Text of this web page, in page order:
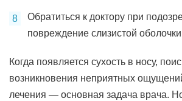
Обратиться к доктору при
повреждение слизистой оболочки
Когда появляется сухость в носу,
возникновения неприятных
лечения — основная задача врача.